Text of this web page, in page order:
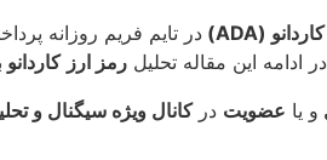
کاردانو (ADA)
در تایم فریم روزانه
ادامه این مقاله تحلیل رمز ارز کاردانو
و یا عضویت درکانال ویژه سیگنال و